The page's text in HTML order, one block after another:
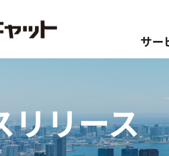
リリース
ダクト
ョン） DX（デジタルトラン
強み
こんなところにクロスキ
サー
業理念・経営ビジョン 行動指針
アライアンスパートナー 会
の皆様へ 業績・財務 IRラ
ポリシー
電子公告 免責事
ィ
リティ基本方針 環境 社会